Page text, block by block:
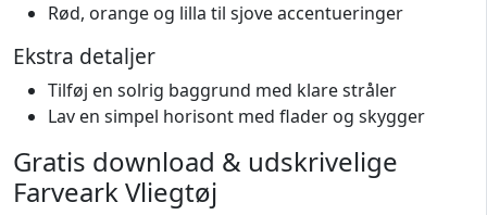
Rød, orange og lilla til sjove accentueringer
Ekstra detaljer
Tilføj en solrig baggrund med klare stråler
Lav en simpel horisont med flader og skygger
Gratis download & udskrivelige
Farveark Vliegtøj